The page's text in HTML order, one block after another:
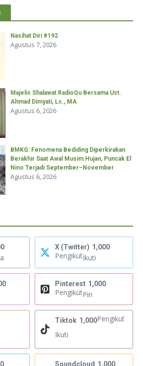
Nasihat Diri #192
Agustus 7, 2026
Majelis Shalawat RadioQu Bersama Ust.
Ahmad Dimyati, Lc., MA
Agustus 6, 2026
BMKG: Fenomena Bediding Diperkirakan
Berakhir Saat Awal Musim Hujan, Puncak El
Nino Terjadi September–November
Agustus 6, 2026
X (Twitter) 1,000
PengikutIkuti
Pinterest 1,000
PengikutPin
Tiktok 1,000Pengikut
Ikuti
Soundcloud 1,000